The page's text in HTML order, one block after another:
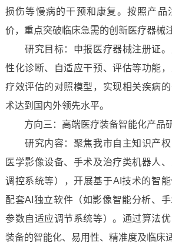
损伤等慢病的干预和康复。按照产品
价，重点突破临床急需的创新医疗器械
研究目标：申报医疗器械注册证。
性化诊断、自适应干预、评估等功能
疗效评估的对照模型，实现相关疾病
术达到国内外领先水平。
方向三：高端医疗装备智能化产品
研究内容：聚焦我市自主知识产权
医学影像设备、手术及治疗类机器人
调控系统等），开展基于AI技术的智
配套AI独立软件（如影像智能分析、手
参数自适应调节系统等）。通过算法
装备的智能化、易用性、精准度及临床